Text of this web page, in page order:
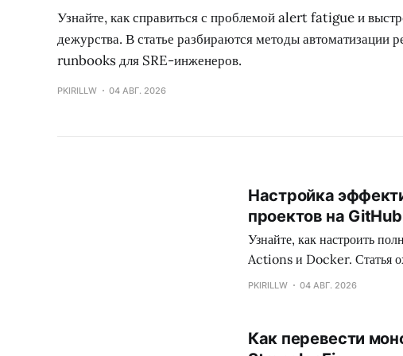
Узнайте, как справиться с проблемой alert fatigue и
дежурства. В статье разбираются методы автоматизации
runbooks для SRE-инженеров.
PKIRILLW 04 АВГ. 2026
Настройка
проектов на
Узнайте, как настроить
Actions и Docker. Статья
Composer и автоматизацию
PKIRILLW 04 АВГ. 2026
Как перевести